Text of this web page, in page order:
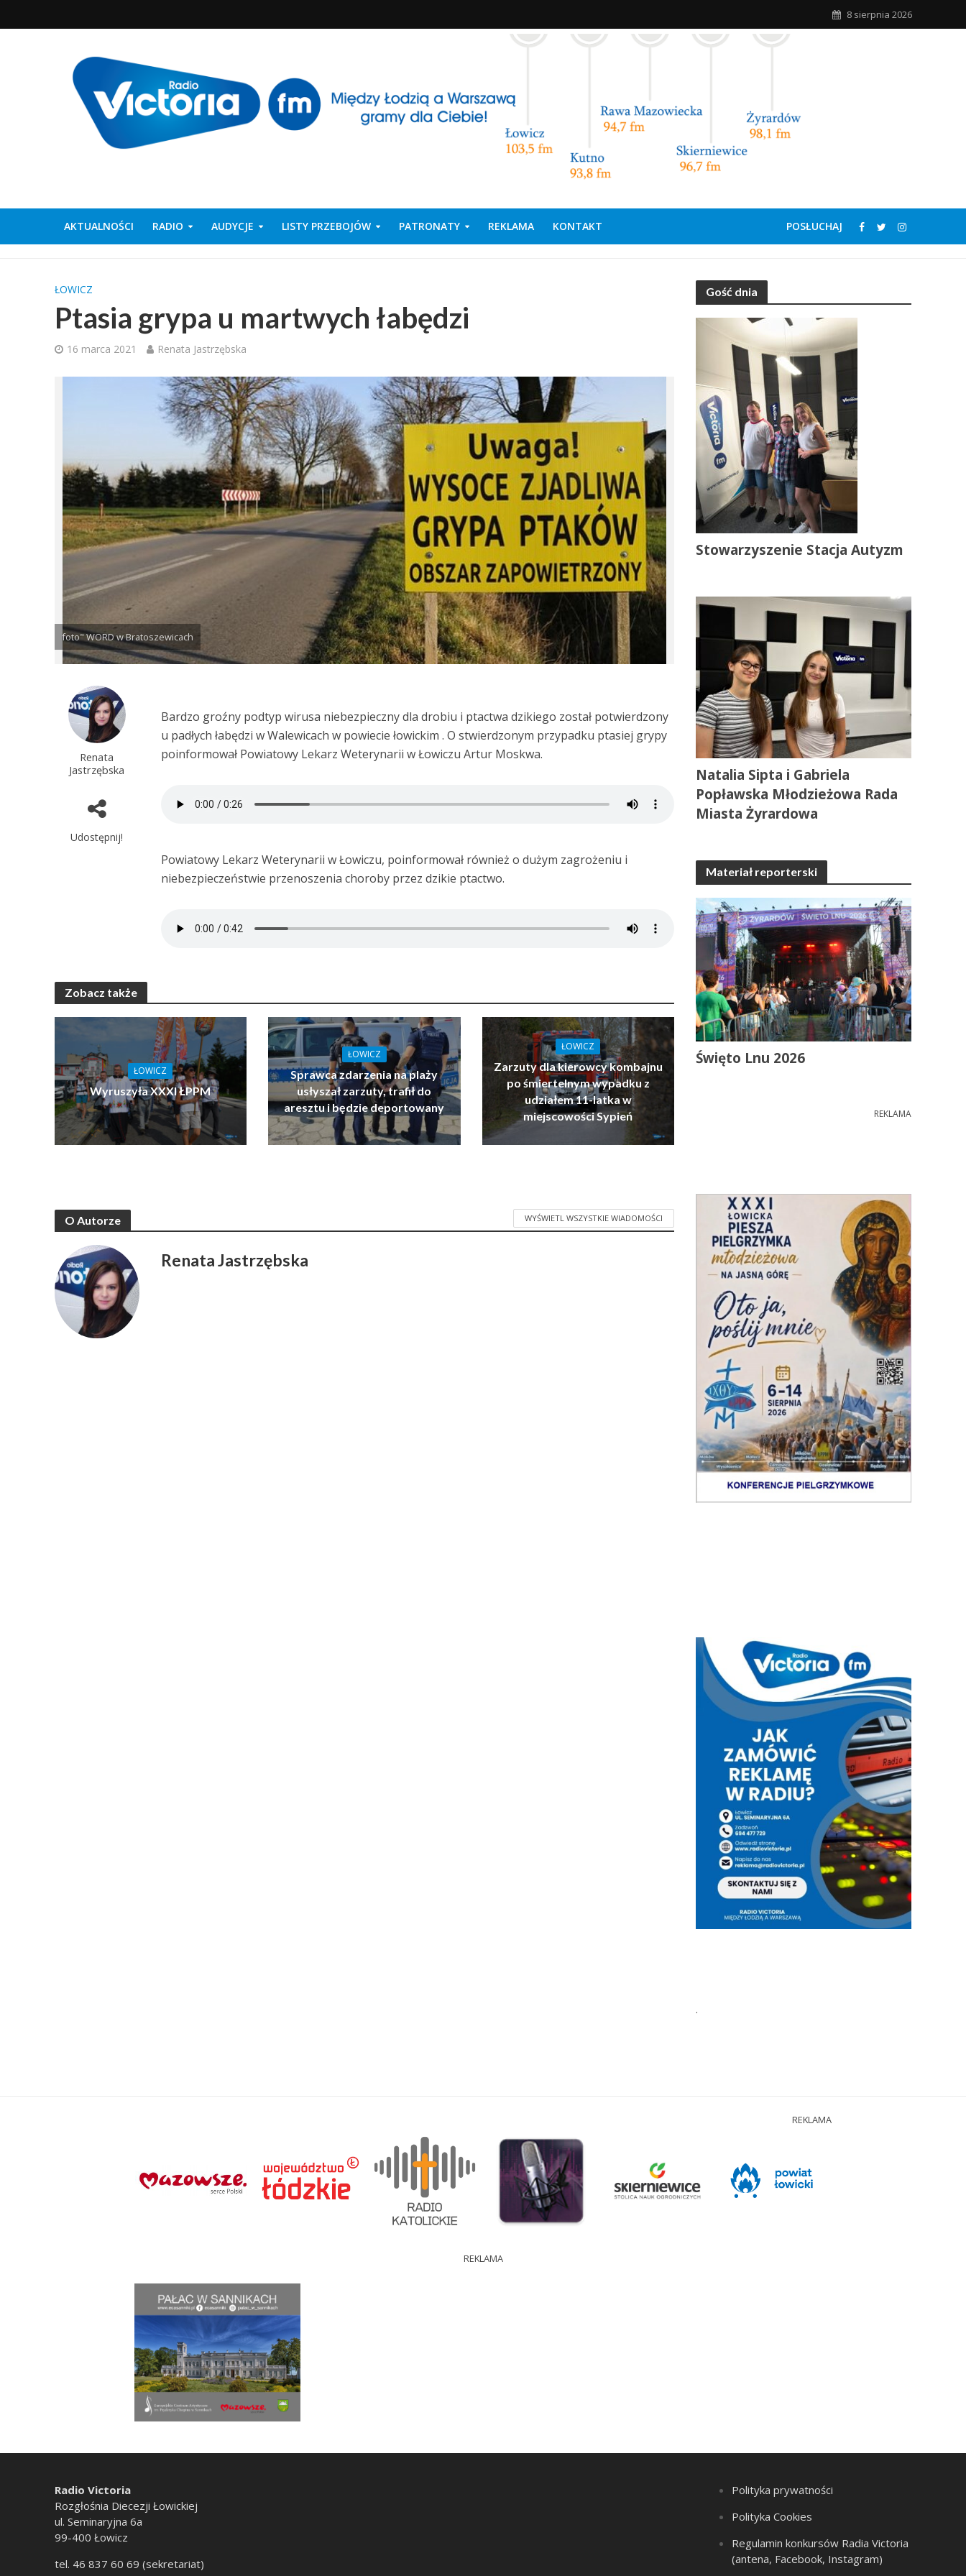
8 sierpnia 2026
AKTUALNOŚCI RADIO AUDYCJE LISTY PRZEBOJÓW PATRONATY REKLAMA KONTAKT POSŁUCHAJ
ŁOWICZ
Ptasia grypa u martwych łabędzi
16 marca 2021 Renata Jastrzębska
foto" WORD w Bratoszewicach
Renata
Jastrzębska
Udostępnij!
Bardzo groźny podtyp wirusa niebezpieczny dla drobiu i ptactwa dzikiego został potwierdzony
u padłych łabędzi w Walewicach w powiecie łowickim . O stwierdzonym przypadku ptasiej grypy
poinformował Powiatowy Lekarz Weterynarii w Łowiczu Artur Moskwa.
Powiatowy Lekarz Weterynarii w Łowiczu, poinformował również o dużym zagrożeniu i
niebezpieczeństwie przenoszenia choroby przez dzikie ptactwo.
Zobacz także
ŁOWICZ
Wyruszyła XXXI ŁPPM
ŁOWICZ
Sprawca zdarzenia na plaży
usłyszał zarzuty, trafił do
aresztu i będzie deportowany
ŁOWICZ
Zarzuty dla kierowcy kombajnu
po śmiertelnym wypadku z
udziałem 11-latka w
miejscowości Sypień
O Autorze WYŚWIETL WSZYSTKIE WIADOMOŚCI
Renata Jastrzębska
Gość dnia
Stowarzyszenie Stacja Autyzm
Natalia Sipta i Gabriela
Popławska Młodzieżowa Rada
Miasta Żyrardowa
Materiał reporterski
Święto Lnu 2026
REKLAMA
.
REKLAMA
REKLAMA
Radio Victoria
Rozgłośnia Diecezji Łowickiej
ul. Seminaryjna 6a
99-400 Łowicz
tel. 46 837 60 69 (sekretariat)
Polityka prywatności
Polityka Cookies
Regulamin konkursów Radia Victoria
(antena, Facebook, Instagram)